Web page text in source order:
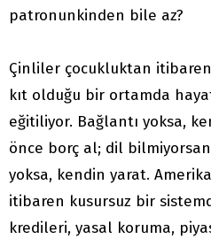
patronunkinden bile az?
Çinliler çocukluktan
kıt olduğu bir ortamda
eğitiliyor. Bağlantı yoksa,
önce borç al; dil
yoksa, kendin yarat.
itibaren kusursuz bir
kredileri, yasal koruma,